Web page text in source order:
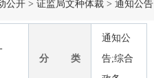
公开 > 证监局文种体裁 > 通知公告
分 类
通知公
告;综合